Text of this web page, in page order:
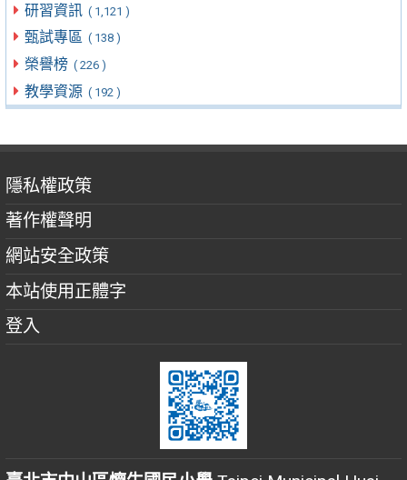
研習資訊 ( 1,121 )
甄試專區 ( 138 )
榮譽榜 ( 226 )
教學資源 ( 192 )
隱私權政策
著作權聲明
網站安全政策
本站使用正體字
登入